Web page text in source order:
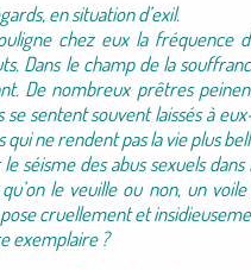
en situation d’exil.
chez eux la fréquence
Dans le champ de la
De nombreux prêtres
sentent souvent laissés à
qui ne rendent pas la vie plus
des abus sexuels dans
le veuille ou non, un
cruellement et
exemplaire ?